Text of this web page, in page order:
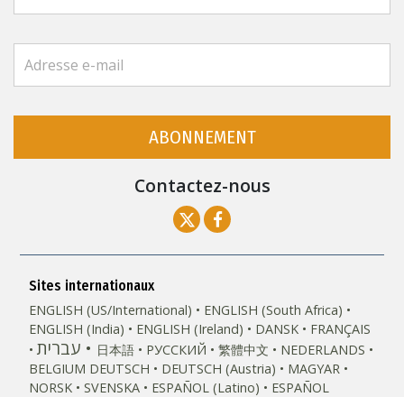
ABONNEMENT
Contactez-nous
Sites internationaux
ENGLISH (US/International)
ENGLISH (South Africa)
ENGLISH (India)
ENGLISH (Ireland) DANSK FRANÇAIS
עברית 日本語 РУССКИЙ 繁體中文
NEDERLANDS
BELGIUM DEUTSCH DEUTSCH (Austria)
MAGYAR
NORSK
SVENSKA ESPAÑOL (Latino)
ESPAÑOL